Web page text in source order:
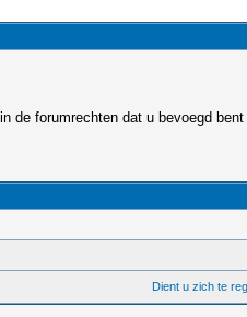
de forumrechten dat u bevoegd
Dient u zich te